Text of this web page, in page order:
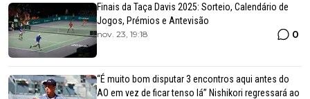
Finais da Taça Davis 2025: Sorteio, Calendário de
Jogos, Prémios e Antevisão
nov. 23, 19:18 0
“É muito bom disputar 3 encontros aqui antes do
AO em vez de ficar tenso lá” Nishikori regressará ao